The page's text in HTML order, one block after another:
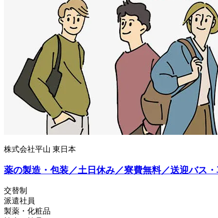
株式会社平山 東日本
薬の製造・包装／土日休み／寮費無料／送迎バス
交替制
派遣社員
製薬・化粧品